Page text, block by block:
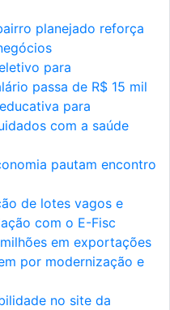
planejado reforça
para
passa de R$ 15 mil
para
com a saúde
pautam encontro
de lotes vagos e
com o E-Fisc
em exportações
por modernização e
no site da